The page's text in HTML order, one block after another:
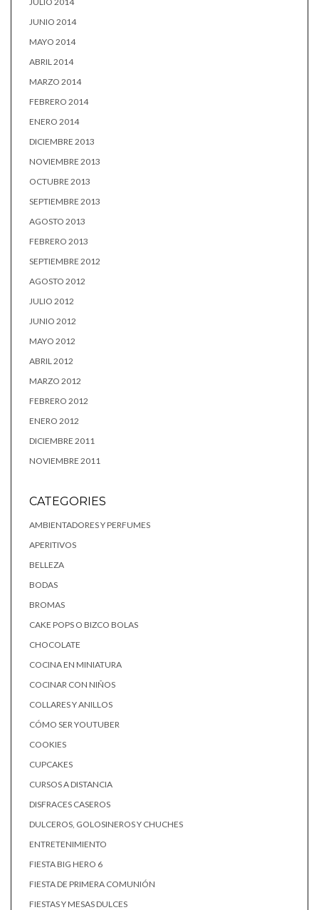
JUNIO 2014
MAYO 2014
ABRIL 2014
MARZO 2014
FEBRERO 2014
ENERO 2014
DICIEMBRE 2013
NOVIEMBRE 2013
OCTUBRE 2013
SEPTIEMBRE 2013
AGOSTO 2013
FEBRERO 2013
SEPTIEMBRE 2012
AGOSTO 2012
JULIO 2012
JUNIO 2012
MAYO 2012
ABRIL 2012
MARZO 2012
FEBRERO 2012
ENERO 2012
DICIEMBRE 2011
NOVIEMBRE 2011
CATEGORIES
AMBIENTADORES Y PERFUMES
APERITIVOS
BELLEZA
BODAS
BROMAS
CAKE POPS O BIZCO BOLAS
CHOCOLATE
COCINA EN MINIATURA
COCINAR CON NIÑOS
COLLARES Y ANILLOS
CÓMO SER YOUTUBER
COOKIES
CUPCAKES
CURSOS A DISTANCIA
DISFRACES CASEROS
DULCEROS, GOLOSINEROS Y CHUCHES
ENTRETENIMIENTO
FIESTA BIG HERO 6
FIESTA DE PRIMERA COMUNIÓN
FIESTAS Y MESAS DULCES